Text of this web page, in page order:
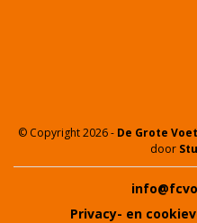
© Copyright 2026 - De Grote
door
Privacy- en